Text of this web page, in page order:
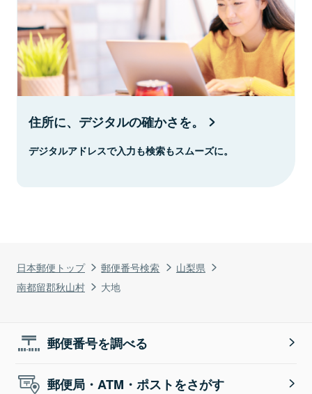
日本郵便トップ 郵便番号検索
山梨県
南都留郡秋山村
大地
住所に、デジタルの確かさを。
デジタルアドレスで入力も検索もスムーズに。
郵便番号を調べる
郵便局・ATM・ポストをさがす